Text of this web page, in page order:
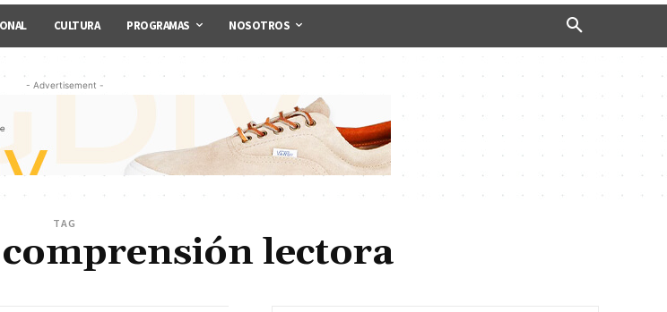
CULTURA PROGRAMAS NOSOTROS
- Advertisement -
TAG
lectora